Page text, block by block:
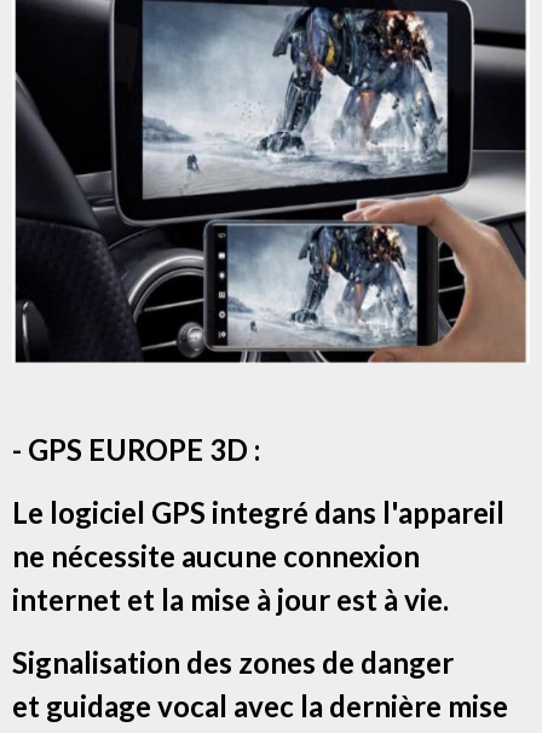
- GPS EUROPE 3D :
Le logiciel GPS integré dans l'appareil
ne nécessite aucune connexion
internet et la mise à jour est à vie.
Signalisation des zones de danger
et guidage vocal avec la dernière mise